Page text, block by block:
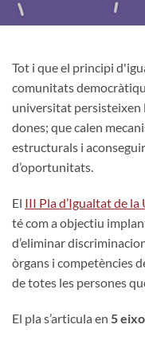
Tot i que el principi
comunitats
universitat persisteixen
dones; que calen
estructurals i
d’oportunitats.
El III Pla d’Igualtat de la
té com a objectiu
d’eliminar
òrgans i competències
de totes les persones
El pla s’articula en 5